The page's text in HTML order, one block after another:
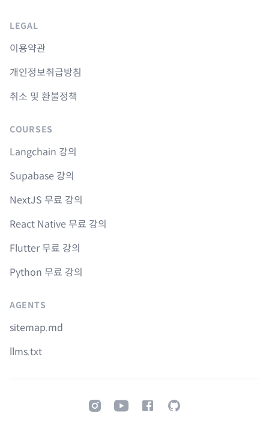
LEGAL
이용약관
개인정보취급방침
취소 및 환불정책
COURSES
Langchain 강의
Supabase 강의
NextJS 무료 강의
React Native 무료 강의
Flutter 무료 강의
Python 무료 강의
AGENTS
sitemap.md
llms.txt
InstagramYoutubeFacebookGitHub